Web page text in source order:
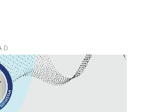
de otra onda tropical